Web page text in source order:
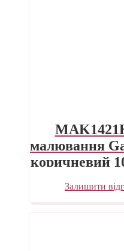
малювання
коричневий
Залишити